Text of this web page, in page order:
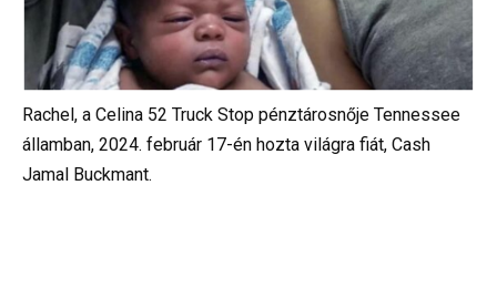
Rachel, a Celina 52 Truck Stop pénztárosnője Tennessee
államban, 2024. február 17-én hozta világra fiát, Cash
Jamal Buckmant.